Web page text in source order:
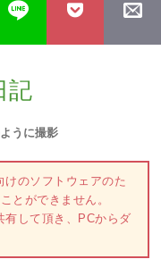
記
うに撮影
けのソフトウェアのた
とができません。
有して頂き、PCからダ